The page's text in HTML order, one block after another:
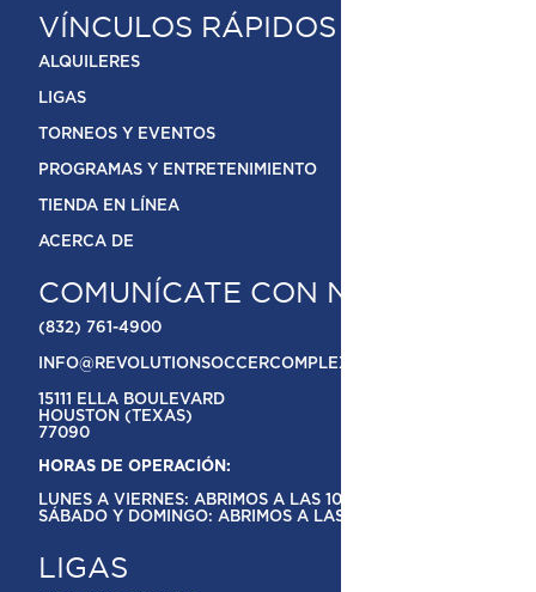
VÍNCULOS RÁPIDOS
ALQUILERES
LIGAS
TORNEOS Y EVENTOS
PROGRAMAS Y ENTRETENIMIENTO
TIENDA EN LÍNEA
ACERCA DE
COMUNÍCATE CON NOSOTROS
(832) 761-4900
INFO@REVOLUTIONSOCCERCOMPLEX.COM
15111 ELLA BOULEVARD
HOUSTON (TEXAS)
77090
HORAS DE OPERACIÓN:
LUNES A VIERNES: ABRIMOS A LAS 10 A.M.
SÁBADO Y DOMINGO: ABRIMOS A LAS 9 A.M.
LIGAS